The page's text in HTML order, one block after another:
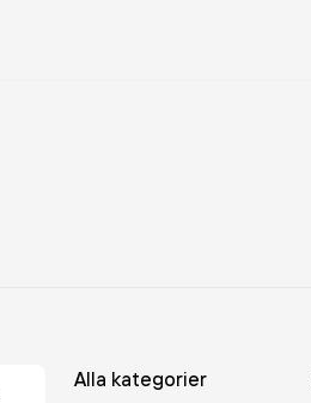
Alla kategorier